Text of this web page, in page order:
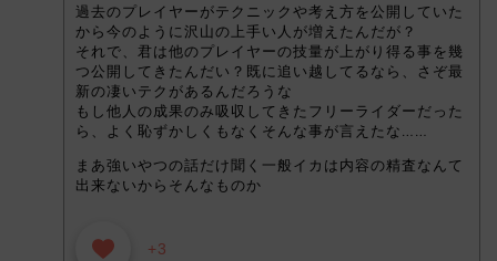
過去のプレイヤーがテクニックや考え方を公開していた
から今のように沢山の上手い人が増えたんだが？
それで、君は他のプレイヤーの技量が上がり得る事を幾
つ公開してきたんだい？既に追い越してるなら、さぞ最
新の凄いテクがあるんだろうな
もし他人の成果のみ吸収してきたフリーライダーだった
ら、よく恥ずかしくもなくそんな事が言えたな……
まあ強いやつの話だけ聞く一般イカは内容の精査なんて
出来ないからそんなものか
+3